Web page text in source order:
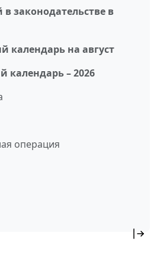
законодательстве в
календарь на август
календарь – 2026
операция